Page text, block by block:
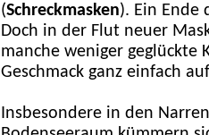
(Schreckmasken). Ein Ende
Doch in der Flut neuer
manche weniger
Geschmack ganz einfach
nsbesondere in den